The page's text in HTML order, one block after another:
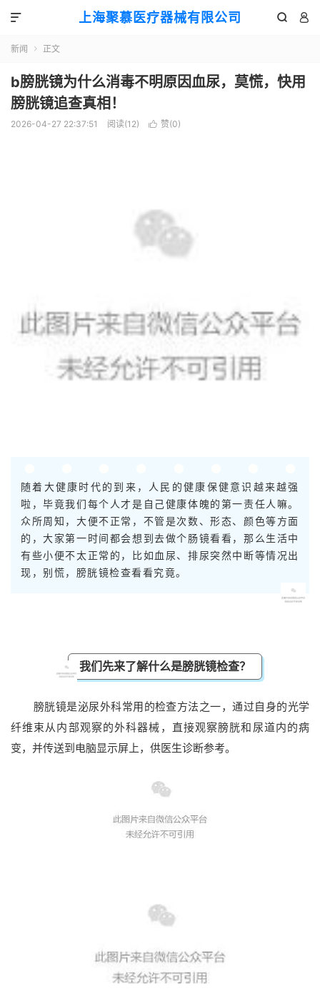
上海聚慕医疗器械有限公司  

新闻  正文
b膀胱镜为什么消毒不明原因血尿，莫慌，快用
膀胱镜追查真相！
2026-04-27 22:37:51 阅读(12)  赞(0)
随着大健康时代的到来，人民的健康保健意识越来越强
啦，毕竟我们每个人才是自己健康体魄的第一责任人嘛。
众所周知，大便不正常，不管是次数、形态、颜色等方面
的，大家第一时间都会想到去做个肠镜看看，那么生活中
有些小便不太正常的，比如血尿、排尿突然中断等情况出
现，别慌，膀胱镜检查看看究竟。
我们先来了解什么是膀胱镜检查？
膀胱镜是泌尿外科常用的检查方法之一，通过自身的光学
纤维束从内部观察的外科器械，直接观察膀胱和尿道内的病
变，并传送到电脑显示屏上，供医生诊断参考。